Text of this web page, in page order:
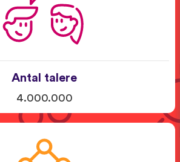
Antal talere
4.000.000